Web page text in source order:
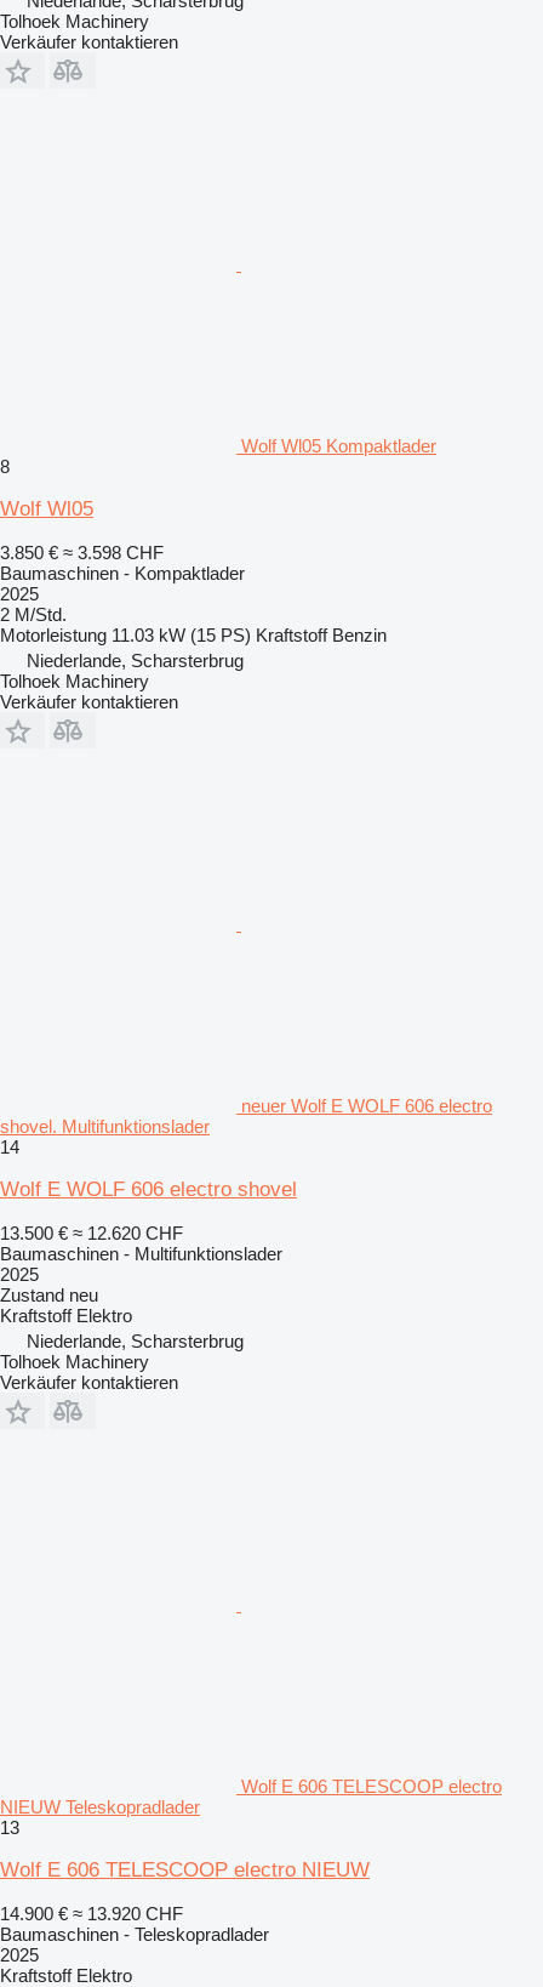
Tolhoek Machinery
Verkäufer kontaktieren
Wolf Wl05 Kompaktlader
8
Wolf Wl05
3.850 € ≈ 3.598 CHF
Baumaschinen - Kompaktlader
2025
2 M/Std.
Motorleistung 11.03 kW (15 PS) Kraftstoff Benzin
Niederlande, Scharsterbrug
Tolhoek Machinery
Verkäufer kontaktieren
neuer Wolf E WOLF 606 electro
shovel. Multifunktionslader
14
Wolf E WOLF 606 electro shovel
13.500 € ≈ 12.620 CHF
Baumaschinen - Multifunktionslader
2025
Zustand neu
Kraftstoff Elektro
Niederlande, Scharsterbrug
Tolhoek Machinery
Verkäufer kontaktieren
Wolf E 606 TELESCOOP electro
NIEUW Teleskopradlader
13
Wolf E 606 TELESCOOP electro NIEUW
14.900 € ≈ 13.920 CHF
Baumaschinen - Teleskopradlader
2025
Kraftstoff Elektro